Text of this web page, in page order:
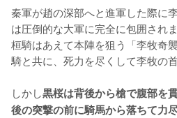
秦軍が趙の深部へと進軍した際に
は圧倒的な大軍に完全に包囲され
桓騎はあえて本陣を狙う「李牧奇
騎と共に、死力を尽くして李牧の
しかし黒桜は背後から槍で腹部を
後の突撃の前に騎馬から落ちて力